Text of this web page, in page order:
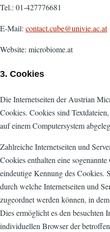
Tel.: 01-427776681
E-Mail: contact.cube@univie.ac.at
Website: microbiome.at
3. Cookies
Die Internetseiten der Austrian
Cookies. Cookies sind
auf einem Computersystem
Zahlreiche Internetseiten und
Cookies enthalten eine
eindeutige Kennung des Cookies.
durch welche Internetseiten und
zugeordnet werden können, in
Dies ermöglicht es den besuchten
individuellen Browser der